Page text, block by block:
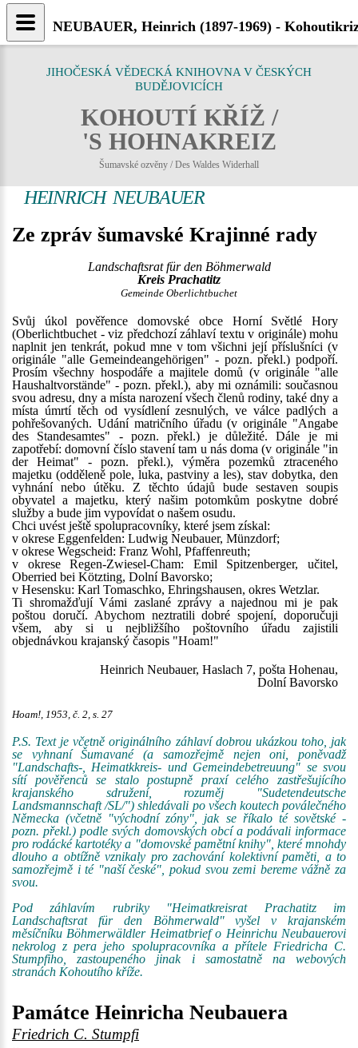
JIHOČESKÁ VĚDECKÁ KNIHOVNA V ČESKÝCH
BUDĚJOVICÍCH
KOHOUTÍ KŘÍŽ /
'S HOHNAKREIZ
Šumavské ozvěny / Des Waldes Widerhall
HEINRICH NEUBAUER
Ze zpráv šumavské Krajinné rady
Landschaftsrat für den Böhmerwald
Kreis Prachatitz
Gemeinde Oberlichtbuchet
Svůj úkol pověřence domovské obce Horní Světlé Hory
(Oberlichtbuchet - viz předchozí záhlaví textu v originále) mohu
naplnit jen tenkrát, pokud mne v tom všichni její příslušníci (v
originále "alle Gemeindeangehörigen" - pozn. překl.) podpoří.
Prosím všechny hospodáře a majitele domů (v originále "alle
Haushaltvorstände" - pozn. překl.), aby mi oznámili: současnou
svou adresu, dny a místa narození všech členů rodiny, také dny a
místa úmrtí těch od vysídlení zesnulých, ve válce padlých a
pohřešovaných. Udání matričního úřadu (v originále "Angabe
des Standesamtes" - pozn. překl.) je důležité. Dále je mi
zapotřebí: domovní číslo stavení tam u nás doma (v originále "in
der Heimat" - pozn. překl.), výměra pozemků ztraceného
majetku (odděleně pole, luka, pastviny a les), stav dobytka, den
vyhnání nebo útěku. Z těchto údajů bude sestaven soupis
obyvatel a majetku, který našim potomkům poskytne dobré
služby a bude jim vypovídat o našem osudu.
Chci uvést ještě spolupracovníky, které jsem získal:
v okrese Eggenfelden: Ludwig Neubauer, Münzdorf;
v okrese Wegscheid: Franz Wohl, Pfaffenreuth;
v okrese Regen-Zwiesel-Cham: Emil Spitzenberger, učitel,
Oberried bei Kötzting, Dolní Bavorsko;
v Hesensku: Karl Tomaschko, Ehringshausen, okres Wetzlar.
Ti shromažďují Vámi zaslané zprávy a najednou mi je pak
poštou doručí. Abychom neztratili dobré spojení, doporučuji
všem, aby si u nejbližšího poštovního úřadu zajistili
objednávkou krajanský časopis "Hoam!"
Heinrich Neubauer, Haslach 7, pošta Hohenau,
Dolní Bavorsko
Hoam!, 1953, č. 2, s. 27
P.S. Text je včetně originálního záhlaví dobrou ukázkou toho, jak
se vyhnaní Šumavané (a samozřejmě nejen oni, poněvadž
"Landschafts-, Heimatkkreis- und Gemeindebetreuung" se svou
sítí pověřenců se stalo postupně praxí celého zastřešujícího
krajanského sdružení, rozuměj "Sudetendeutsche
Landsmannschaft /SL/") shledávali po všech koutech poválečného
Německa (včetně "východní zóny", jak se říkalo té sovětské -
pozn. překl.) podle svých domovských obcí a podávali informace
pro rodácké kartotéky a "domovské pamětní knihy", které mnohdy
dlouho a obtížně vznikaly pro zachování kolektivní paměti, a to
samozřejmě i té "naší české", pokud svou zemi bereme vážně za
svou.
Pod záhlavím rubriky "Heimatkreisrat Prachatitz im
Landschaftsrat für den Böhmerwald" vyšel v krajanském
měsíčníku Böhmerwäldler Heimatbrief o Heinrichu Neubauerovi
nekrolog z pera jeho spolupracovníka a přítele Friedricha C.
Stumpfiho, zastoupeného jinak i samostatně na webových
stranách Kohoutího kříže.
Památce Heinricha Neubauera
Friedrich C. Stumpfi
NEUBAUER, Heinrich (1897-1969) -